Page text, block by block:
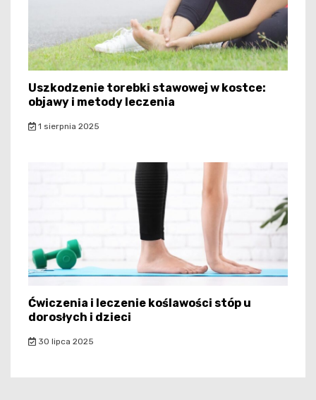
Uszkodzenie torebki stawowej w kostce:
objawy i metody leczenia
1 sierpnia 2025
Ćwiczenia i leczenie koślawości stóp u
dorosłych i dzieci
30 lipca 2025